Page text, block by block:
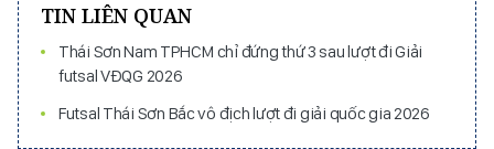
TIN LIÊN QUAN
Thái Sơn Nam TPHCM chỉ đứng thứ 3 sau lượt đi Giải
futsal VĐQG 2026
Futsal Thái Sơn Bắc vô địch lượt đi giải quốc gia 2026